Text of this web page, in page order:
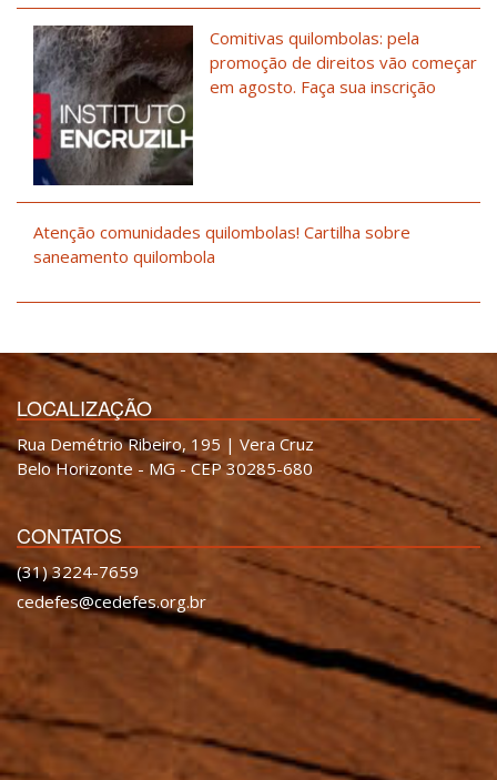
Comitivas quilombolas: pela
promoção de direitos vão começar
em agosto. Faça sua inscrição
Atenção comunidades quilombolas! Cartilha sobre
saneamento quilombola
LOCALIZAÇÃO
Rua Demétrio Ribeiro, 195 | Vera Cruz
Belo Horizonte - MG - CEP 30285-680
CONTATOS
(31) 3224-7659
cedefes@cedefes.org.br